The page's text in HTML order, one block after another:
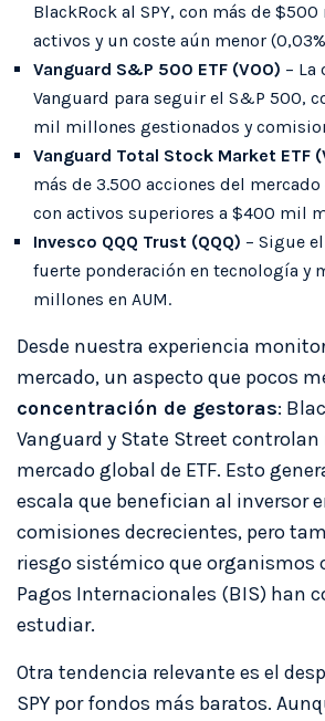
BlackRock al SPY, con más de
activos y un coste aún menor
Vanguard S&P 500 ETF (VOO) – La
Vanguard para seguir el S&P 500,
mil millones gestionados y
Vanguard Total Stock Market ETF
más de 3.500 acciones del
con activos superiores a $400 mil
Invesco QQQ Trust (QQQ) – Sigue
fuerte ponderación en tecnología y
millones en AUM.
Desde nuestra experiencia
mercado, un aspecto que pocos
concentración de gestoras:
Vanguard y State Street controlan
mercado global de ETF. Esto
escala que benefician al inversor
comisiones decrecientes, pero
riesgo sistémico que organismos
Pagos Internacionales (BIS) han
estudiar.
Otra tendencia relevante es el
SPY por fondos más baratos.